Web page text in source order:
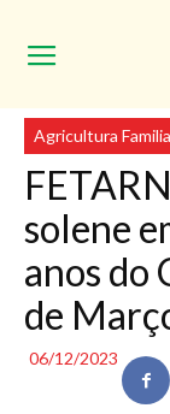
Agricultura
solene
anos do
de
06/12/2023